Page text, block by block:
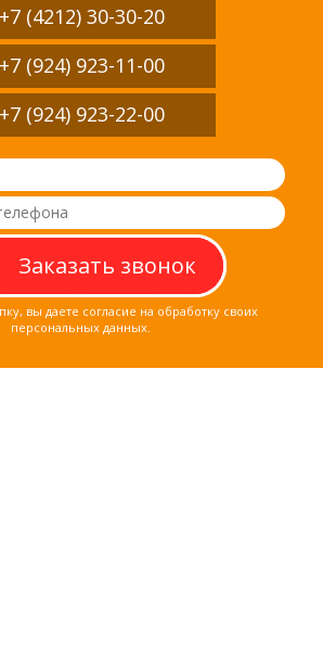
+7 (4212) 30-30-20
+7 (924) 923-11-00
+7 (924) 923-22-00
вы даете согласие на обработку своих
персональных данных.